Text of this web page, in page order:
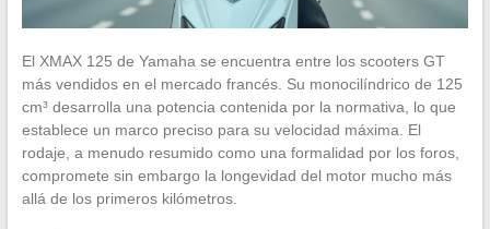
El XMAX 125 de Yamaha se encuentra entre los scooters GT
más vendidos en el mercado francés. Su monocilíndrico de 125
cm³ desarrolla una potencia contenida por la normativa, lo que
establece un marco preciso para su velocidad máxima. El
rodaje, a menudo resumido como una formalidad por los foros,
compromete sin embargo la longevidad del motor mucho más
allá de los primeros kilómetros.